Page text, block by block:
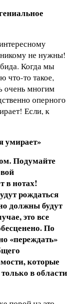
никому не нужны!
Когда мы
что-то такое,
очень многим
оперного
Если, к
умирает»
Подумайте
в нотах!
рождаться
должны будут
это все
По
«переждать»
которые
в области